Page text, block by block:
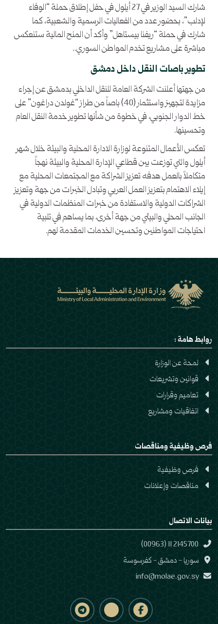
شارك السيد الوزير في 27 أيلول في حفل إطلاق حملة “الوفاء
لإدلب”، بحضور عدد من الفعاليات الرسمية والشعبية، كما
شارك في حملة “ريفنا بيستاهل” وأكد أن المنح المالية ستنعكس
مباشرة على مشاريع تخدم المواطن السوري..
تطوير باصات النقل داخل دمشق
من جهتها أعلنت الشركة العامة للنقل الداخلي بدمشق عن إجراء
مزايدة لتجهيز واستثمار (40) باصاً من طراز “غولدن دراغون” على
خط الدوار الجنوبي، في خطوة من شأنها تطوير خدمة النقل العام
وتحسينها.
تعكس الأعمال المتنوعة لوزارة الادارة المحلية والبيئة خلال شهر
أيلول والتي توزعت بين قطاعي الإدارة المحلية والبيئة نهجاً
متكاملاً بالعمل هدفه تعزيز الشراكة مع المجتمعات المحلية مع
إيلاء الاهتمام بتعزيز العمل العربي وتبادل الخبرات من جهة وتعزيز
الشراكات الدولية والاستفادة من خبرات المنظمات الدولية في
الجانب المحلي والبيئي من جهة أخرى، بما يساهم في تلبية
احتياجات المواطنين وتحسين الخدمات المقدمة لهم.
روابط هامة :
لمحة عن الوزارة
قوانين وتشريعات
تعاميم وقرارات
اتفاقيات ومشاريع
فرص وظيفية ومناقصات
فرص وظيفية
مناقصات وإعلانات
بيانات الاتصال
(00963) 11 2145700
سوريا - دمشق - كفرسوسة